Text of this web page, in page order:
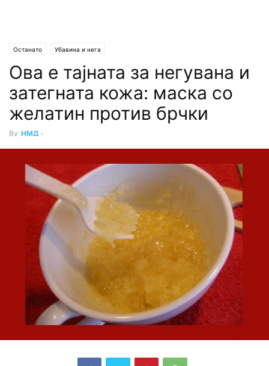
Останато Убавина и нега
Ова е тајната за негувана и
затегната кожа: маска со
желатин против брчки
By НМД -